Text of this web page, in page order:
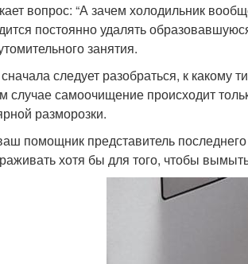
вопрос: “А зачем холодильник
постоянно удалять
занятия.
следует разобраться, к какому
случае самоочищение происходит
разморозки.
помощник представитель
хотя бы для того, чтобы